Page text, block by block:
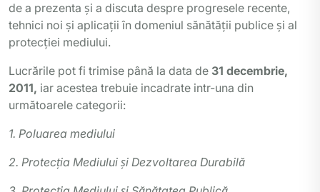
de a prezenta şi a discuta despre progresele recente,
tehnici noi şi aplicaţii în domeniul sănătăţii publice şi al
protecţiei mediului.
Lucrările pot fi trimise până la data de 31 decembrie,
2011, iar acestea trebuie incadrate intr-una din
următoarele categorii:
1. Poluarea mediului
2. Protecţia Mediului şi Dezvoltarea Durabilă